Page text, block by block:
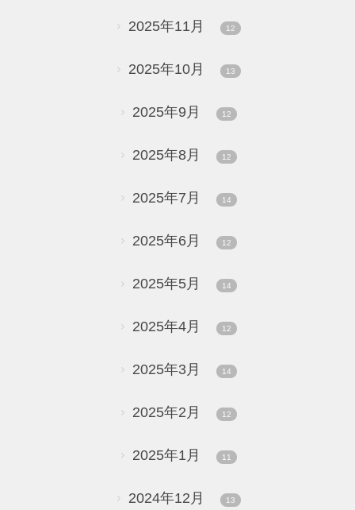
2025年11月 12
2025年10月 13
2025年9月 12
2025年8月 12
2025年7月 14
2025年6月 12
2025年5月 14
2025年4月 12
2025年3月 14
2025年2月 12
2025年1月 11
2024年12月 13